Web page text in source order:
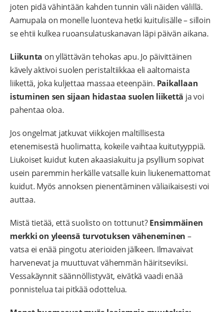
joten pidä vähintään kahden tunnin väli näiden välillä.
Aamupala on monelle luonteva hetki kuitulisälle – silloin
se ehtii kulkea ruoansulatuskanavan läpi päivän aikana.
Liikunta on yllättävän tehokas apu. Jo päivittäinen
kävely aktivoi suolen peristaltiikkaa eli aaltomaista
liikettä, joka kuljettaa massaa eteenpäin. Paikallaan
istuminen sen sijaan hidastaa suolen liikettä ja voi
pahentaa oloa.
Jos ongelmat jatkuvat viikkojen maltillisesta
etenemisestä huolimatta, kokeile vaihtaa kuitutyyppiä.
Liukoiset kuidut kuten akaasiakuitu ja psyllium sopivat
usein paremmin herkälle vatsalle kuin liukenemattomat
kuidut. Myös annoksen pienentäminen väliaikaisesti voi
auttaa.
Mistä tietää, että suolisto on tottunut?Ensimmäinen
merkki on yleensä turvotuksen väheneminen –
vatsa ei enää pingotu aterioiden jälkeen. Ilmavaivat
harvenevat ja muuttuvat vähemmän häiritseviksi.
Vessakäynnit säännöllistyvät, eivätkä vaadi enää
ponnistelua tai pitkää odottelua.